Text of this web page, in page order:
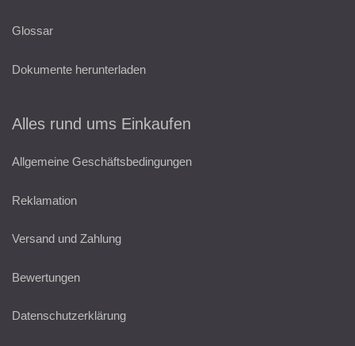
Glossar
Dokumente herunterladen
Alles rund ums Einkaufen
Allgemeine Geschäftsbedingungen
Reklamation
Versand und Zahlung
Bewertungen
Datenschutzerklärung